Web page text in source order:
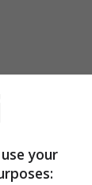
e fundit
viti
your